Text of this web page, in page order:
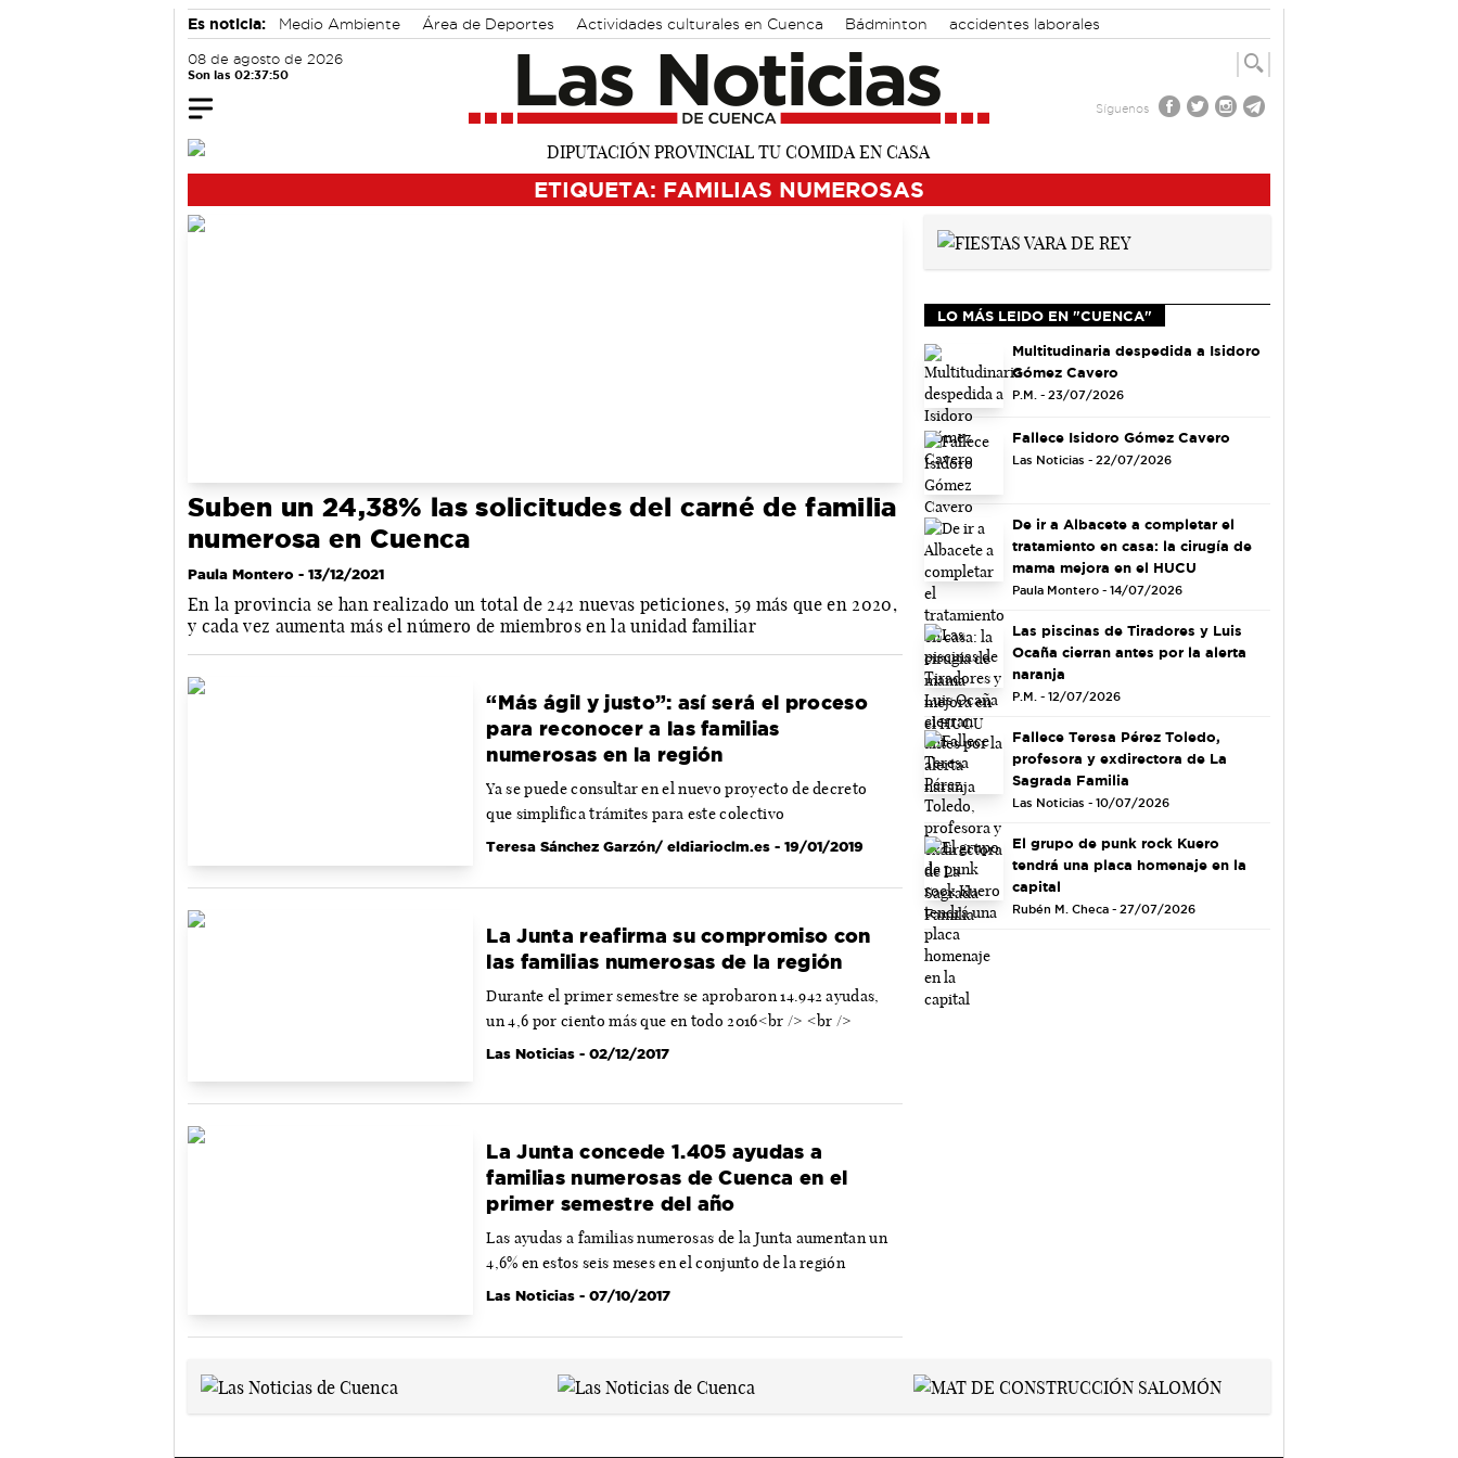
Es noticia: Medio Ambiente Área de Deportes Actividades culturales en Cuenca Bádminton
accidentes laborales
08 de agosto de 2026
Son las 02:37:51
Síguenos
ETIQUETA: FAMILIAS NUMEROSAS
Suben un 24,38% las solicitudes del carné de familia
numerosa en Cuenca
Paula Montero - 13/12/2021
En la provincia se han realizado un total de 242 nuevas peticiones, 59 más que en 2020,
y cada vez aumenta más el número de miembros en la unidad familiar
“Más ágil y justo”: así será el proceso
para reconocer a las familias
numerosas en la región
Ya se puede consultar en el nuevo proyecto de decreto
que simplifica trámites para este colectivo
Teresa Sánchez Garzón/ eldiarioclm.es - 19/01/2019
La Junta reafirma su compromiso con
las familias numerosas de la región
Durante el primer semestre se aprobaron 14.942 ayudas,
un 4,6 por ciento más que en todo 2016<br /> <br />
Las Noticias - 02/12/2017
La Junta concede 1.405 ayudas a
familias numerosas de Cuenca en el
primer semestre del año
Las ayudas a familias numerosas de la Junta aumentan un
4,6% en estos seis meses en el conjunto de la región
Las Noticias - 07/10/2017
LO MÁS LEIDO EN "CUENCA"
Multitudinaria despedida a Isidoro
Gómez Cavero
P.M. - 23/07/2026
Fallece Isidoro Gómez Cavero
Las Noticias - 22/07/2026
De ir a Albacete a completar el
tratamiento en casa: la cirugía de
mama mejora en el HUCU
Paula Montero - 14/07/2026
Las piscinas de Tiradores y Luis
Ocaña cierran antes por la alerta
naranja
P.M. - 12/07/2026
Fallece Teresa Pérez Toledo,
profesora y exdirectora de La
Sagrada Familia
Las Noticias - 10/07/2026
El grupo de punk rock Kuero
tendrá una placa homenaje en la
capital
Rubén M. Checa - 27/07/2026